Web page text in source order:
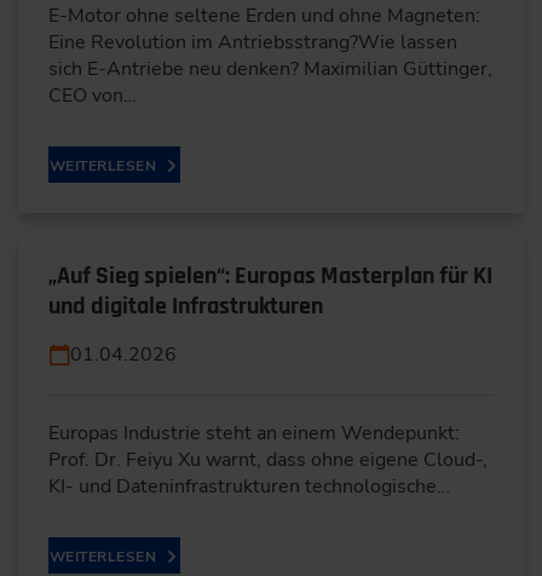
E-Motor ohne seltene Erden und ohne Magneten:
Eine Revolution im Antriebsstrang?Wie lassen
sich E-Antriebe neu denken? Maximilian Güttinger,
CEO von…
WEITERLESEN
„Auf Sieg spielen“: Europas Masterplan für KI
und digitale Infrastrukturen
01.04.2026
Europas Industrie steht an einem Wendepunkt:
Prof. Dr. Feiyu Xu warnt, dass ohne eigene Cloud-,
KI- und Dateninfrastrukturen technologische…
WEITERLESEN